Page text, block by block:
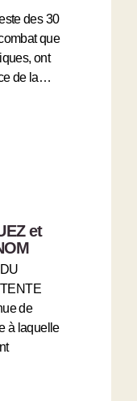
des 30
que
ont
de la…
et
de
à laquelle